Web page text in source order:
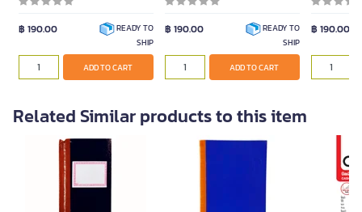
฿ 190.00
READY TO
SHIP
ADD TO CART
฿ 190.00
READY TO
SHIP
ADD TO CART
฿ 190.00
Related Similar products to this item